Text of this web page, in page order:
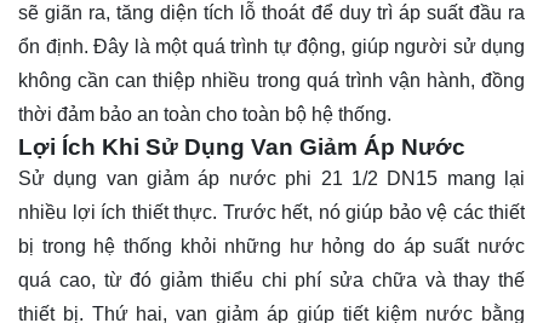
sẽ giãn ra, tăng diện tích lỗ thoát để duy trì áp suất đầu ra
ổn định. Đây là một quá trình tự động, giúp người sử dụng
không cần can thiệp nhiều trong quá trình vận hành, đồng
thời đảm bảo an toàn cho toàn bộ hệ thống.
Lợi Ích Khi Sử Dụng Van Giảm Áp Nước
Sử dụng van giảm áp nước phi 21 1/2 DN15 mang lại
nhiều lợi ích thiết thực. Trước hết, nó giúp bảo vệ các thiết
bị trong hệ thống khỏi những hư hỏng do áp suất nước
quá cao, từ đó giảm thiểu chi phí sửa chữa và thay thế
thiết bị. Thứ hai, van giảm áp giúp tiết kiệm nước bằng